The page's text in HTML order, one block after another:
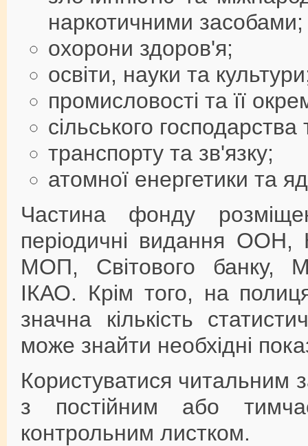
наркотичними засобами;
охорони здоров'я;
освіти, науки та
промисловості та її
сільського
транспорту та зв'язку;
атомної енергетики та
Частина фонду
періодичні видання
МОП, Світового банку,
ІКАО. Крім того, на
значна кількість
може знайти необхідні
Користуватися читальним
з постійним або
контрольним листком.